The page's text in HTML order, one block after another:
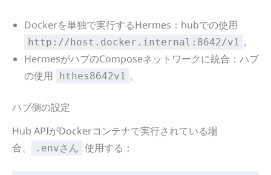
Dockerを単独で実行するHermes：hubでの使用
http://host.docker.internal:8642/v1 。
HermesがハブのComposeネットワークに統合：ハブ
の使用
hthes8642v1 。
ハブ側の設定
Hub APIがDockerコンテナで実行されている場
合、
.envさん 使用する：